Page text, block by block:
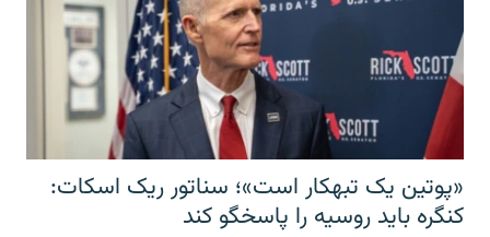
«پوتین یک تبهکار است»؛ سناتور ریک اسکات:
کنگره باید روسیه را پاسخگو کند